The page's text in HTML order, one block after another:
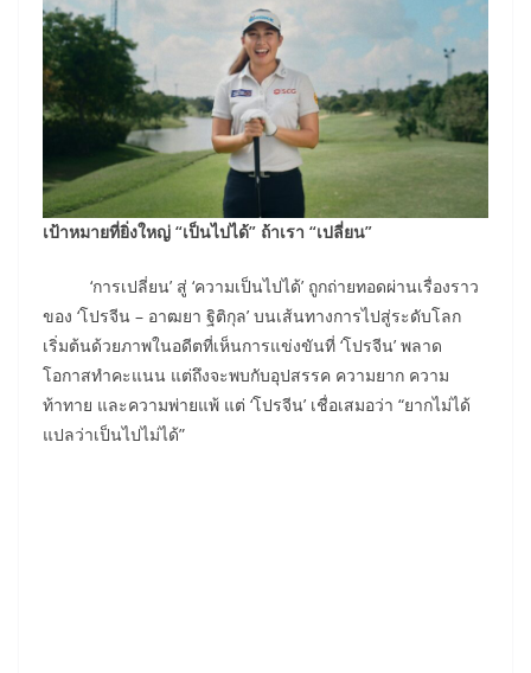
เป้าหมายที่ยิ่งใหญ่ “เป็นไปได้” ถ้าเรา “เปลี่ยน”
‘การเปลี่ยน’ สู่ ‘ความเป็นไปได้’ ถูกถ่ายทอดผ่านเรื่องราว
ของ ‘โปรจีน – อาฒยา ฐิติกุล’ บนเส้นทางการไปสู่ระดับโลก
เริ่มต้นด้วยภาพในอดีตที่เห็นการแข่งขันที่ ‘โปรจีน’ พลาด
โอกาสทำคะแนน แต่ถึงจะพบกับอุปสรรค ความยาก ความ
ท้าทาย และความพ่ายแพ้ แต่ ‘โปรจีน’ เชื่อเสมอว่า “ยากไม่ได้
แปลว่าเป็นไปไม่ได้”